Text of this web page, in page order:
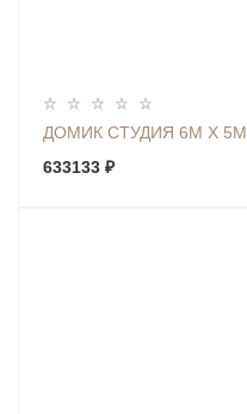
ДОМИК СТУДИЯ 6М Х 5М
633133 ₽